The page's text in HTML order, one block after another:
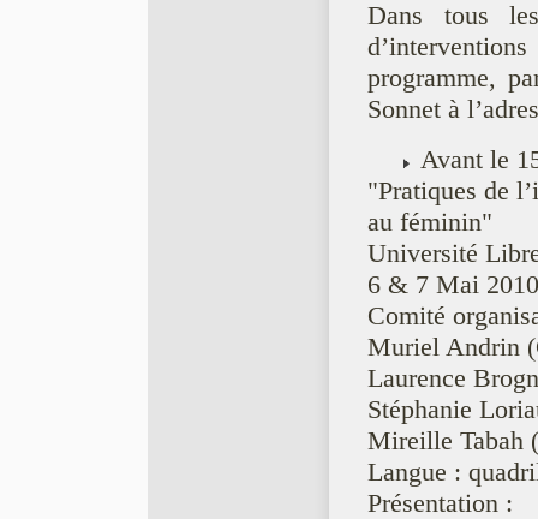
Dans tous
programme,
Sonnet à
Avant le
"Pratiques de
au féminin"
Université
6 & 7 Mai 2010
Comité
Muriel Andrin
Laurence
Stéphanie
Mireille Tabah
Langue :
Présentation :